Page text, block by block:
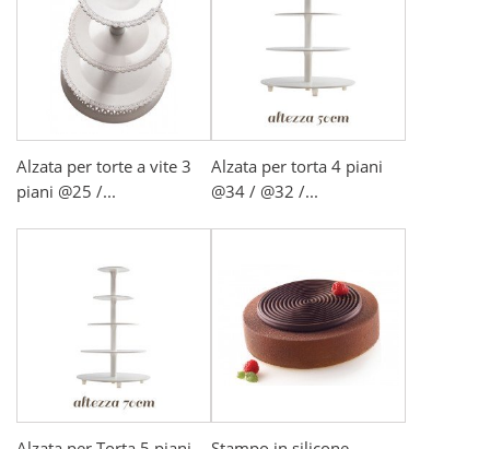
Alzata per torte a vite 3
piani @25 /...
Alzata per torta 4 piani
@34 / @32 /...